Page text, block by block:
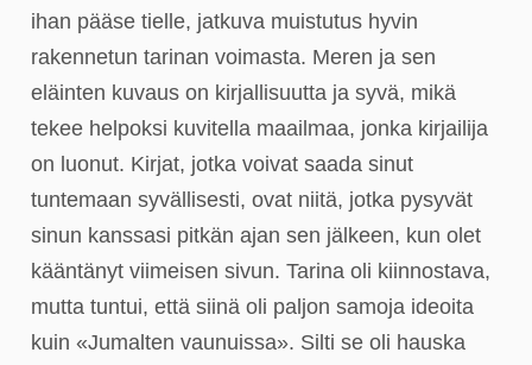
ihan pääse tielle, jatkuva muistutus hyvin
rakennetun tarinan voimasta. Meren ja sen
eläinten kuvaus on kirjallisuutta ja syvä, mikä
tekee helpoksi kuvitella maailmaa, jonka kirjailija
on luonut. Kirjat, jotka voivat saada sinut
tuntemaan syvällisesti, ovat niitä, jotka pysyvät
sinun kanssasi pitkän ajan sen jälkeen, kun olet
kääntänyt viimeisen sivun. Tarina oli kiinnostava,
mutta tuntui, että siinä oli paljon samoja ideoita
kuin «Jumalten vaunuissa». Silti se oli hauska